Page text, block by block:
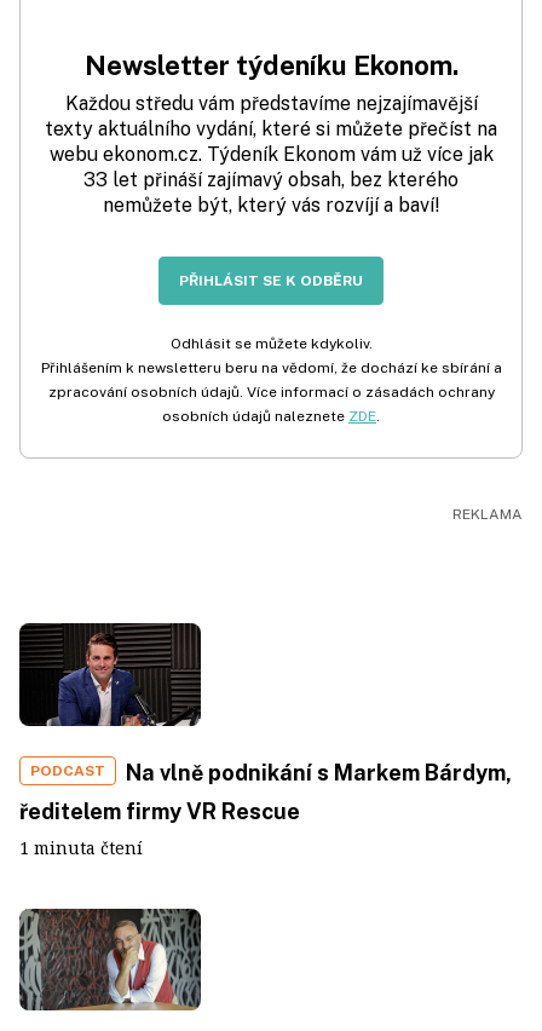
Newsletter týdeníku Ekonom.
Každou středu vám představíme nejzajímavější
texty aktuálního vydání, které si můžete přečíst na
webu ekonom.cz. Týdeník Ekonom vám už více jak
33 let přináší zajímavý obsah, bez kterého
nemůžete být, který vás rozvíjí a baví!
PŘIHLÁSIT SE K ODBĚRU
Odhlásit se můžete kdykoliv.
Přihlášením k newsletteru beru na vědomí, že dochází ke sbírání a
zpracování osobních údajů. Více informací o zásadách ochrany
osobních údajů naleznete ZDE.
PODCAST
Na vlně podnikání s Markem Bárdym,
ředitelem firmy VR Rescue
1 minuta čtení